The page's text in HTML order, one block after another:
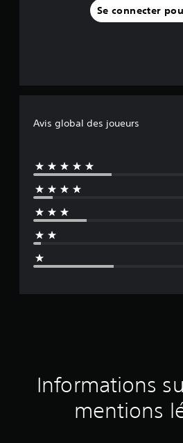
Se connecter
Avis global des joueurs
Informations
mentions